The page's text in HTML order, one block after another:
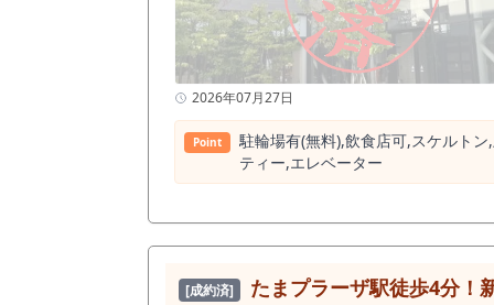
るエリアでもあります。 家族で食
やすい清潔感のある麺業態など、コンセプト次第で差別化を検討でき
は、出店余地を検討できる水準で
め、「ラーメンを食べる街」とし
転設計を整理することが重要です。 また、青葉台は東急沿線らしい住宅地としての品の良さと、駅前商業の利便性が共存するエリアです。 単純な価格
勝負だけでなく、店づくり、清潔
子で利用できる店、仕事帰りに一杯食べ
俗系、キャバクラは不可となりま
は事前確認が必要です。営業時間
び不動産手数料が必要となります
すめします。 横浜市青葉区でラーメン店開業を検討している方、青葉台駅周辺で飲食店居抜き物件を探している方、田園都市線沿線で住宅地需要を狙え
して、地域に根付くラーメン店を
2026年07月27日
Point
駐輪場有(無料),飲⾷店可,スケルト
ティー,エレベーター
[成約済] たまプラーザ駅徒歩4分！